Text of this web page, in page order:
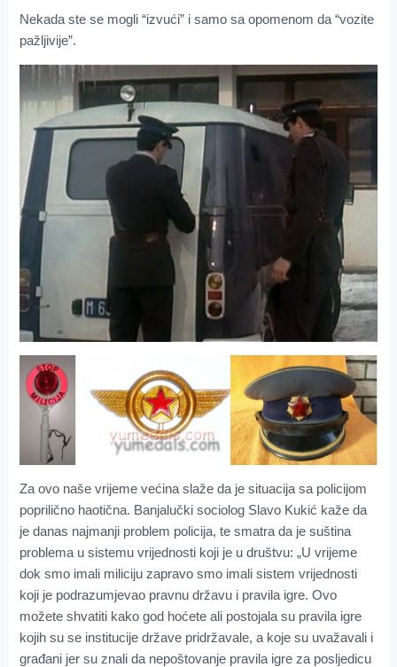
Nekada ste se mogli “izvući” i samo sa opomenom da “vozite
pažljivije”.
Za ovo naše vrijeme većina slaže da je situacija sa policijom
poprilično haotična. Banjalučki sociolog Slavo Kukić kaže da
je danas najmanji problem policija, te smatra da je suština
problema u sistemu vrijednosti koji je u društvu: „U vrijeme
dok smo imali miliciju zapravo smo imali sistem vrijednosti
koji je podrazumjevao pravnu državu i pravila igre. Ovo
možete shvatiti kako god hoćete ali postojala su pravila igre
kojih su se institucije države pridržavale, a koje su uvažavali i
građani jer su znali da nepoštovanje pravila igre za posljedicu